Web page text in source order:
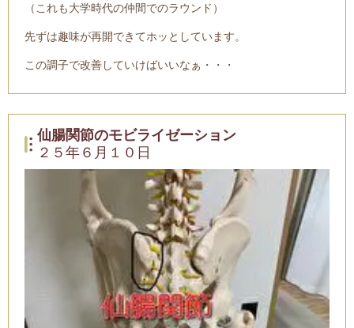
（これも大学時代の仲間でのラウンド）
先ずは趣味が再開できてホッとしています。
この調子で改善していけばいいなぁ・・・
仙腸関節のモビライゼーション
２５年６月１０日